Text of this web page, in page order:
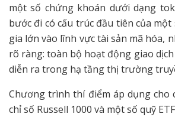
một số chứng khoán dưới dạng
bước đi có cấu trúc đầu tiên của một
gia lớn vào lĩnh vực tài sản mã hóa,
rõ ràng: toàn bộ hoạt động giao
diễn ra trong hạ tầng thị trường
Chương trình thí điểm áp dụng cho
chỉ số Russell 1000 và một số quỹ